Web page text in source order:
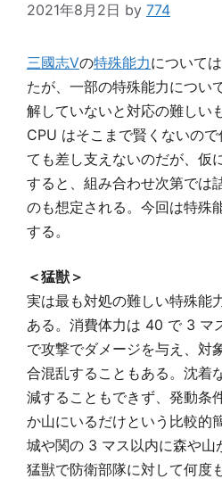
2021年8月2日 by 774
三國志Ⅴの特殊能力について
たが、一部の特殊能力につい
解していないと対応の難しい
CPU はそこまで賢くないの
ても差し支えないのだが、仮
すると、組み合わせ次第では
のも想定される。今回は特殊
する。
＜猛獣＞
実は最も対処の難しい特殊能
ある。消費体力は 40 で 3 マ
で攻撃でダメージを与え、対
合混乱することもある。沈着
減することもできず、発動条
か山にいるだけという比較的
城や関の 3 マス以内に森や山
猛獣で防衛部隊に対して何度